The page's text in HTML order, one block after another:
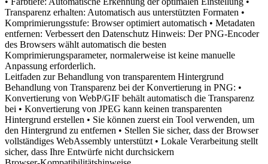
Transparenz erhalten: Automatisch aus unterstützten Formaten •
Komprimierungsstufe: Browser optimiert automatisch • Metadaten
entfernen: Verbessert den Datenschutz Hinweis: Der PNG-Encoder
des Browsers wählt automatisch die besten
Komprimierungsparameter, normalerweise ist keine manuelle
Anpassung erforderlich.
Leitfaden zur Behandlung von transparentem Hintergrund
Behandlung von Transparenz bei der Konvertierung in PNG: •
Konvertierung von WebP/GIF behält automatisch die Transparenz
bei • Konvertierung von JPEG kann keinen transparenten
Hintergrund erstellen • Sie können zuerst ein Tool verwenden, um
den Hintergrund zu entfernen • Stellen Sie sicher, dass der Browser
vollständiges WebAssembly unterstützt • Lokale Verarbeitung stellt
sicher, dass Ihre Entwürfe nicht durchsickern